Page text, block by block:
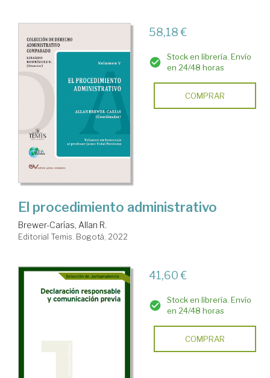
58,18 €
Stock en librería. Envío
en 24/48 horas
COMPRAR
El procedimiento administrativo
Brewer-Carías, Allan R.
Editorial Temis. Bogotá, 2022
41,60 €
Stock en librería. Envío
en 24/48 horas
COMPRAR